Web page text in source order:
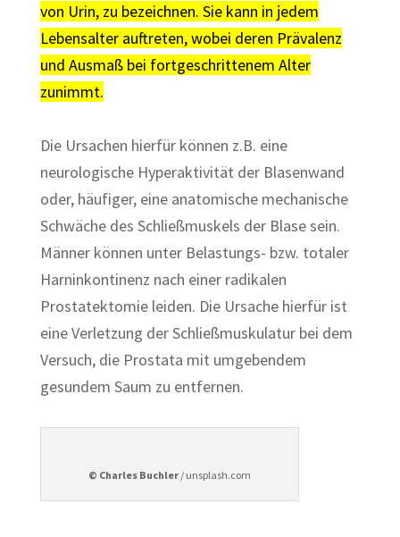
von Urin, zu bezeichnen. Sie kann in jedem
Lebensalter auftreten, wobei deren Prävalenz
und Ausmaß bei fortgeschrittenem Alter
zunimmt.
Die Ursachen hierfür können z.B. eine
neurologische Hyperaktivität der Blasenwand
oder, häufiger, eine anatomische mechanische
Schwäche des Schließmuskels der Blase sein.
Männer können unter Belastungs- bzw. totaler
Harninkontinenz nach einer radikalen
Prostatektomie leiden. Die Ursache hierfür ist
eine Verletzung der Schließmuskulatur bei dem
Versuch, die Prostata mit umgebendem
gesundem Saum zu entfernen.
© Charles Buchler/ unsplash.com